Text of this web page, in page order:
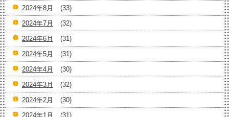
2024年8月
(33)
2024年7月
(32)
2024年6月
(31)
2024年5月
(31)
2024年4月
(30)
2024年3月
(32)
2024年2月
(30)
2024年1月
(31)